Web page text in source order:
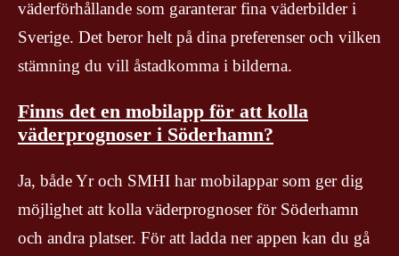
väderförhållande som garanterar fina väderbilder i
Sverige. Det beror helt på dina preferenser och vilken
stämning du vill åstadkomma i bilderna.
Finns det en mobilapp för att kolla
väderprognoser i Söderhamn?
Ja, både Yr och SMHI har mobilappar som ger dig
möjlighet att kolla väderprognoser för Söderhamn
och andra platser. För att ladda ner appen kan du gå